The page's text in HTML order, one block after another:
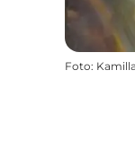
Foto: